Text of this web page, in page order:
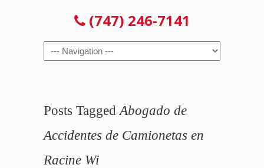
(747) 246-7141
Navigation
Posts Tagged Abogado de
Accidentes de Camionetas en
Racine Wi